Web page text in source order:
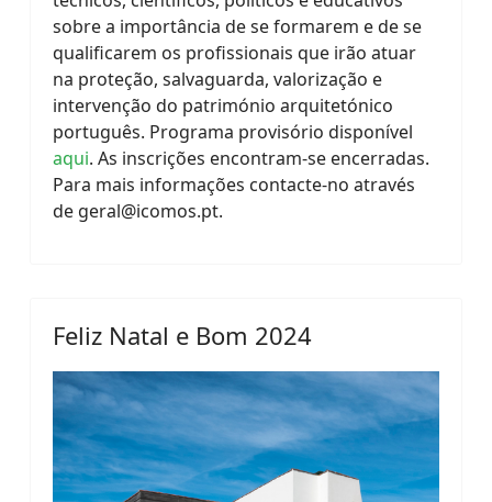
sobre a importância de se formarem e de se
qualificarem os profissionais que irão atuar
na proteção, salvaguarda, valorização e
intervenção do património arquitetónico
português. Programa provisório disponível
aqui. As inscrições encontram-se encerradas.
Para mais informações contacte-no através
de geral@icomos.pt.
Feliz Natal e Bom 2024